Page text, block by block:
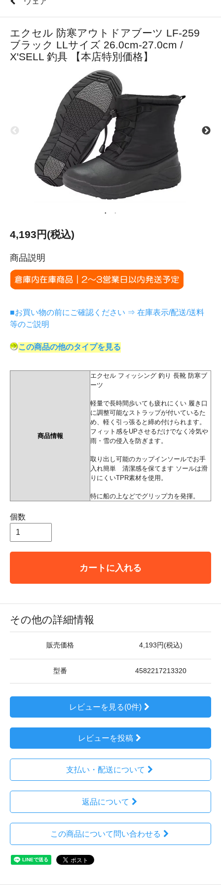
エクセル 防寒アウトドアブーツ LF-259
ブラック LLサイズ 26.0cm-27.0cm /
X'SELL 釣具 【本店特別価格】
4,193円(税込)
商品説明
■お買い物の前にご確認ください ⇒ 在庫表示/配送/送料
等のご説明
この商品の他のタイプを見る
商品情報
エクセル フィッシング 釣り 長靴 防寒ブ
ーツ
軽量で長時間歩いても疲れにくい 履き口
に調整可能なストラップが付いているた
め、軽く引っ張ると締め付けられます。
フィット感をUPさせるだけでなく冷気や
雨・雪の侵入を防ぎます。
取り出し可能のカップインソールでお手
入れ簡単 清潔感を保てます ソールは滑
りにくいTPR素材を使用。
特に船の上などでグリップ力を発揮。
個数
カートに入れる
その他の詳細情報
販売価格 4,193円(税込)
型番 4582217213320
レビューを見る(0件)
レビューを投稿
支払い・配送について
返品について
この商品について問い合わせる